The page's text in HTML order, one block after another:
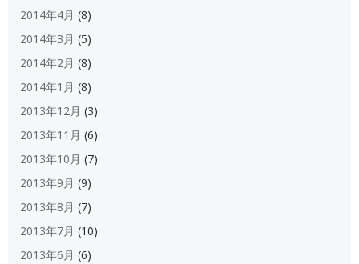
2014年4月 (8)
2014年3月 (5)
2014年2月 (8)
2014年1月 (8)
2013年12月 (3)
2013年11月 (6)
2013年10月 (7)
2013年9月 (9)
2013年8月 (7)
2013年7月 (10)
2013年6月 (6)